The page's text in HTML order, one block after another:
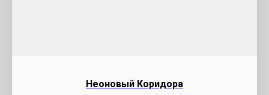
Неоновый Коридора